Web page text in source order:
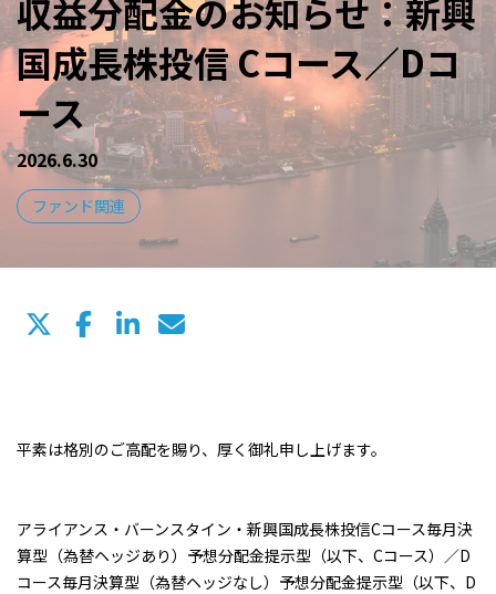
収益分配金のお知らせ：新興
国成長株投信 Cコース／Dコ
ース
2026.6.30
ファンド関連
平素は格別のご高配を賜り、厚く御礼申し上げます。
アライアンス・バーンスタイン・新興国成長株投信Cコース毎月決
算型（為替ヘッジあり）予想分配金提示型（以下、Cコース）／D
コース毎月決算型（為替ヘッジなし）予想分配金提示型（以下、D